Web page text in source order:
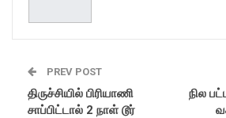
PREV POST
திருச்சியில் பிரியாணி
சாப்பிட்டால் 2 நாள் டூர்
நில